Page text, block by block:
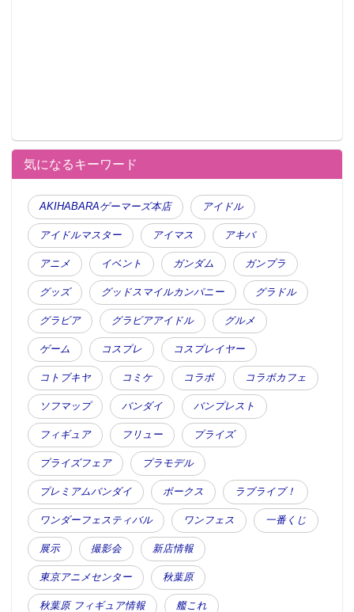
気になるキーワード
AKIHABARAゲーマーズ本店 アイドル
アイドルマスター アイマス アキバ
アニメ イベント ガンダム ガンプラ
グッズ グッドスマイルカンパニー グラドル
グラビア グラビアアイドル グルメ
ゲーム コスプレ コスプレイヤー
コトブキヤ コミケ コラボ コラボカフェ
ソフマップ バンダイ バンプレスト
フィギュア フリュー プライズ
プライズフェア プラモデル
プレミアムバンダイ ボークス ラブライブ！
ワンダーフェスティバル ワンフェス 一番くじ
展示 撮影会 新店情報
東京アニメセンター 秋葉原
秋葉原 フィギュア情報 艦これ